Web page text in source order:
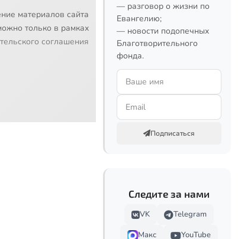
материалов сайта
только в рамках
соглашения
— разговор о жизни по
Евангелию;
— новости подопечных
Благотворительного
фонда.
Подписаться
Следите за нами
VK
Telegram
Макс
YouTube